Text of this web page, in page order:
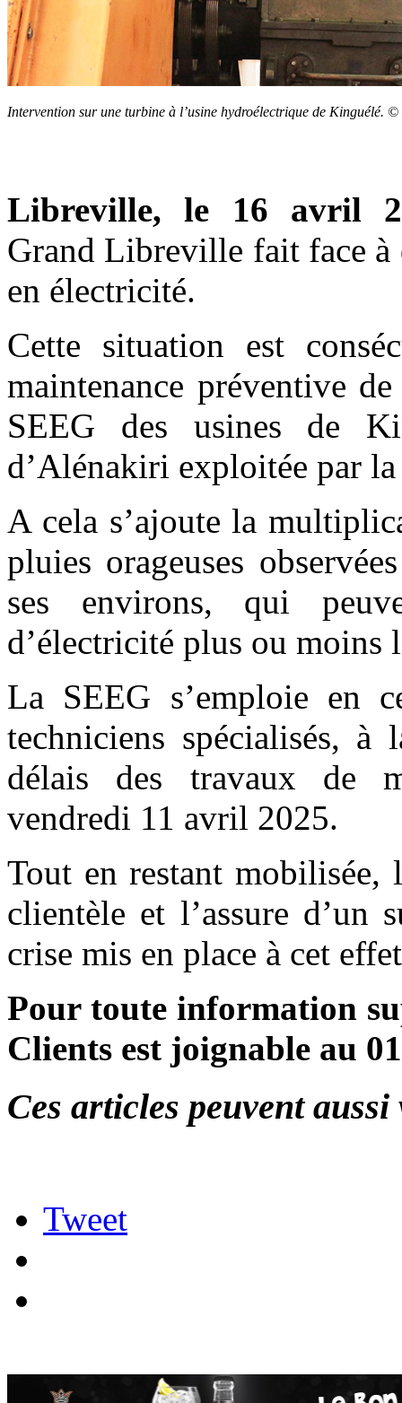
Intervention sur une turbine à l’usine hydroélectrique de Kinguélé.
Libreville, le 16 avril
Grand Libreville fait face à
en électricité.
Cette situation est
maintenance préventive
SEEG des usines de
d’Alénakiri exploitée par
A cela s’ajoute la
pluies orageuses
ses environs, qui
d’électricité plus ou moins
La SEEG s’emploie en
techniciens spécialisés,
délais des travaux de
vendredi 11 avril 2025.
Tout en restant mobilisée,
clientèle et l’assure d’un
crise mis en place à cet
Pour toute information
Clients est joignable au
Ces articles peuvent
Tweet